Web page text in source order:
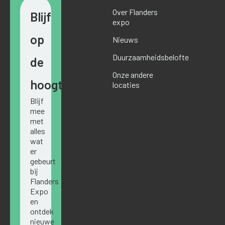
Blijf
op
de
hoogte
Blijf
mee
met
alles
wat
er
gebeurt
bij
Flanders
Expo
en
ontdek
nieuwe
Over Flanders
expo
Nieuws
Duurzaamheidsbelofte
Onze andere
locaties